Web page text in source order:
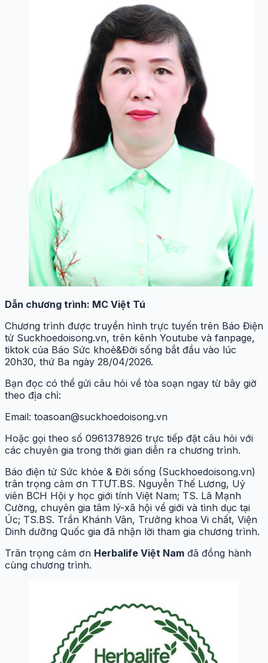
Dẫn chương trình: MC Việt Tú
Chương trình được truyền hình trực tuyến trên Báo Điện
tử Suckhoedoisong.vn, trên kênh Youtube và fanpage,
tiktok của Báo Sức khoẻ&Đời sống bắt đầu vào lúc
20h30, thứ Ba ngày 28/04/2026.
Bạn đọc có thể gửi câu hỏi về tòa soạn ngay từ bây giờ
theo địa chỉ:
Email: toasoan@suckhoedoisong.vn
Hoặc gọi theo số 0961378926 trực tiếp đặt câu hỏi với
các chuyên gia trong thời gian diễn ra chương trình.
Báo điện tử Sức khỏe & Đời sống (Suckhoedoisong.vn)
trân trọng cảm ơn TTƯT.BS. Nguyễn Thế Lương, Uỷ
viên BCH Hội y học giới tính Việt Nam; TS. Lã Mạnh
Cường, chuyên gia tâm lý-xã hội về giới và tình dục tại
Úc; TS.BS. Trần Khánh Vân, Trưởng khoa Vi chất, Viện
Dinh dưỡng Quốc gia đã nhận lời tham gia chương trình.
Trân trọng cảm ơn Herbalife Việt Nam đã đồng hành
cùng chương trình.